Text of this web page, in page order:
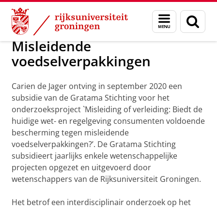
Skip
Content
Skip
Navigation
Menu
en
zoeken
Over ons Persoonsgebonden beurzen
Misleidende
voedselverpakkingen
Carien de Jager ontving in september 2020 een
subsidie van de Gratama Stichting voor het
onderzoeksproject `Misleiding of verleiding: Biedt de
huidige wet- en regelgeving consumenten voldoende
bescherming tegen misleidende
voedselverpakkingen?’. De Gratama Stichting
subsidieert jaarlijks enkele wetenschappelijke
projecten opgezet en uitgevoerd door
wetenschappers van de Rijksuniversiteit Groningen.
Het betrof een interdisciplinair onderzoek op het